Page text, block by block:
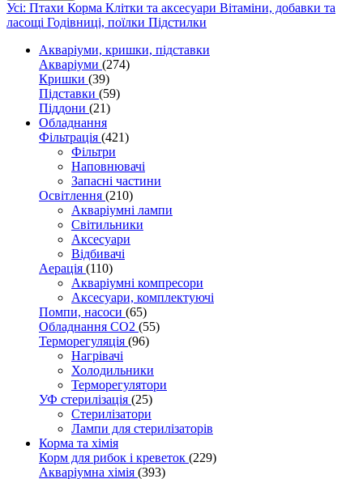
Усі: Птахи Корма Клітки та аксесуари Вітаміни, добавки та
ласощі Годівниці, поїлки Підстилки
Акваріуми, кришки, підставки
Акваріуми (274)
Кришки (39)
Підставки (59)
Піддони (21)
Обладнання
Фільтрація (421)
Фільтри
Наповнювачі
Запасні частини
Освітлення (210)
Акваріумні лампи
Світильники
Аксесуари
Відбивачі
Аерація (110)
Акваріумні компресори
Аксесуари, комплектуючі
Помпи, насоси (65)
Обладнання CO2 (55)
Терморегуляція (96)
Нагрівачі
Холодильники
Терморегулятори
УФ стерилізація (25)
Стерилізатори
Лампи для стерилізаторів
Корма та хімія
Корм для рибок і креветок (229)
Акваріумна хімія (393)